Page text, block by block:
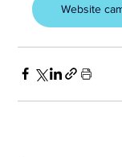
Website